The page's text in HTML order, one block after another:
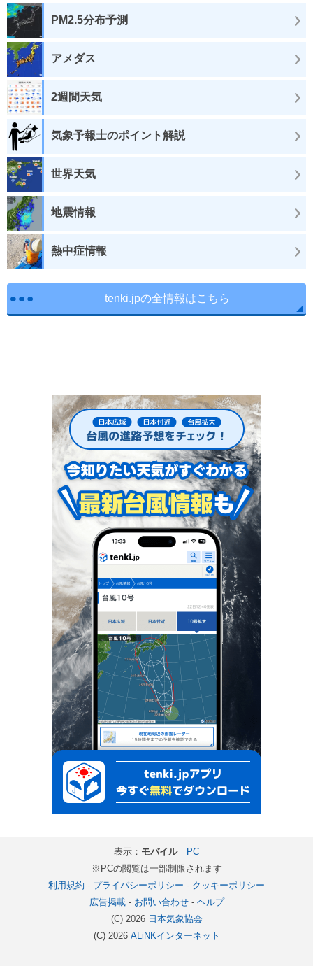
PM2.5分布予測
アメダス
2週間天気
気象予報士のポイント解説
世界天気
地震情報
熱中症情報
tenki.jpの全情報はこちら
表示： モバイル｜ PC
※PCの閲覧は一部制限されます
利用規約 - プライバシーポリシー - クッキーポリシー
広告掲載- お問い合わせ- ヘルプ
(C) 2026 日本気象協会
(C) 2026 ALiNKインターネット